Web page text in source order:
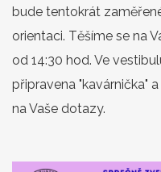
bude tentokrát
orientaci. Těšíme se na
od 14:30 hod. Ve
připravena "kavárnička"
na Vaše dotazy.